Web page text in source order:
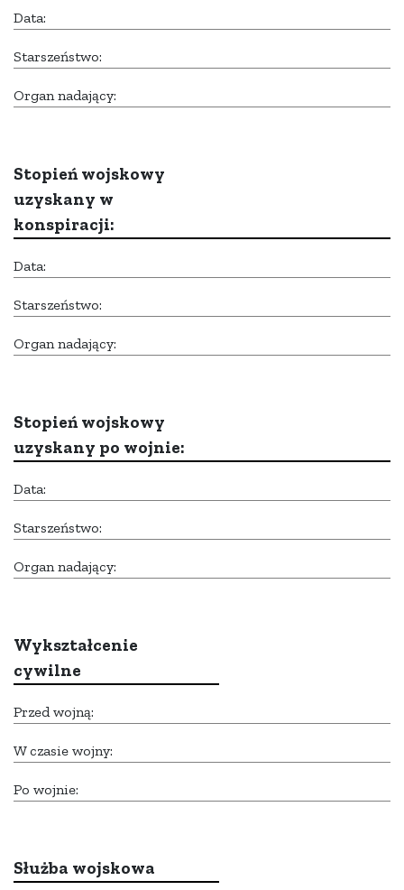
Data:
Starszeństwo:
Organ nadający:
Stopień wojskowy
uzyskany w
konspiracji:
Data:
Starszeństwo:
Organ nadający:
Stopień wojskowy
uzyskany po wojnie:
Data:
Starszeństwo:
Organ nadający:
Wykształcenie
cywilne
Przed wojną:
W czasie wojny:
Po wojnie:
Służba wojskowa